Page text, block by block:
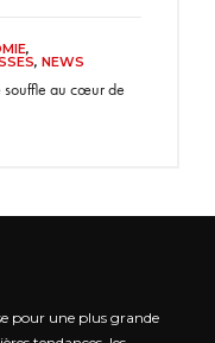
,
, NEWS
souffle au cœur de
pour une plus grande